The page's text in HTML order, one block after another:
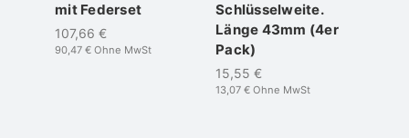
mit Federset
107,66 €
90,47 € Ohne MwSt
Schlüsselweite.
Länge 43mm (4er
Pack)
15,55 €
13,07 € Ohne MwSt